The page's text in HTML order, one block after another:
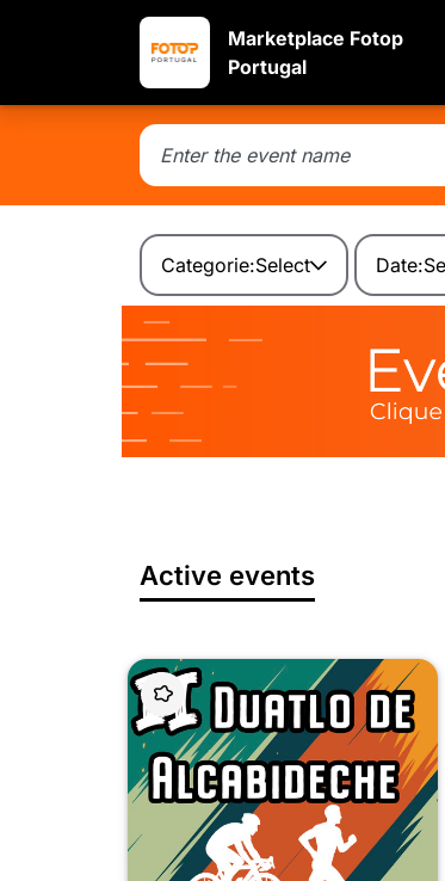
Marketplace Fotop
Portugal
Categorie:Select Date:
Active events